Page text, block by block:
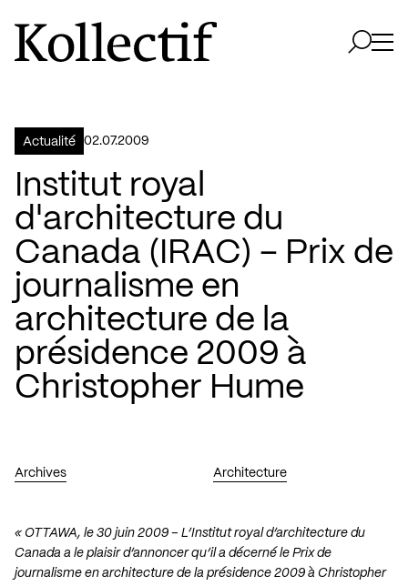
Aller à la page d'accueil
Logo Kollectif
Actualité 02.07.2009
Institut royal
d'architecture du
Canada (IRAC) – Prix de
journalisme en
architecture de la
présidence 2009 à
Christopher Hume
Archives Architecture
« OTTAWA, le 30 juin 2009 – L’Institut royal d’architecture du
Canada a le plaisir d’annoncer qu’il a décerné le Prix de
journalisme en architecture de la présidence 2009 à Christopher